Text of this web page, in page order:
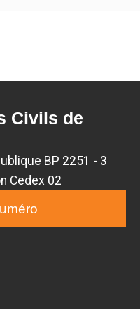
Civils de
BP 2251 - 3
Cedex 02